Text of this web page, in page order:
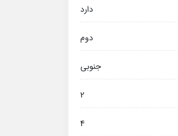
دارد
دوم
جنوبی
2
4